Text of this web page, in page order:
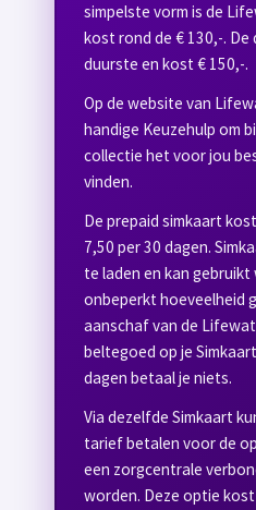
simpelste vorm is de
kost rond de € 130,-. De
duurste en kost € 150,-.
Op de website van
handige Keuzehulp om
collectie het voor jou
vinden.
De prepaid simkaart
7,50 per 30 dagen.
te laden en kan
onbeperkt hoeveelheid
aanschaf van de
beltegoed op je
dagen betaal je niets.
Via dezelfde Simkaart
tarief betalen voor de
een zorgcentrale
worden. Deze optie